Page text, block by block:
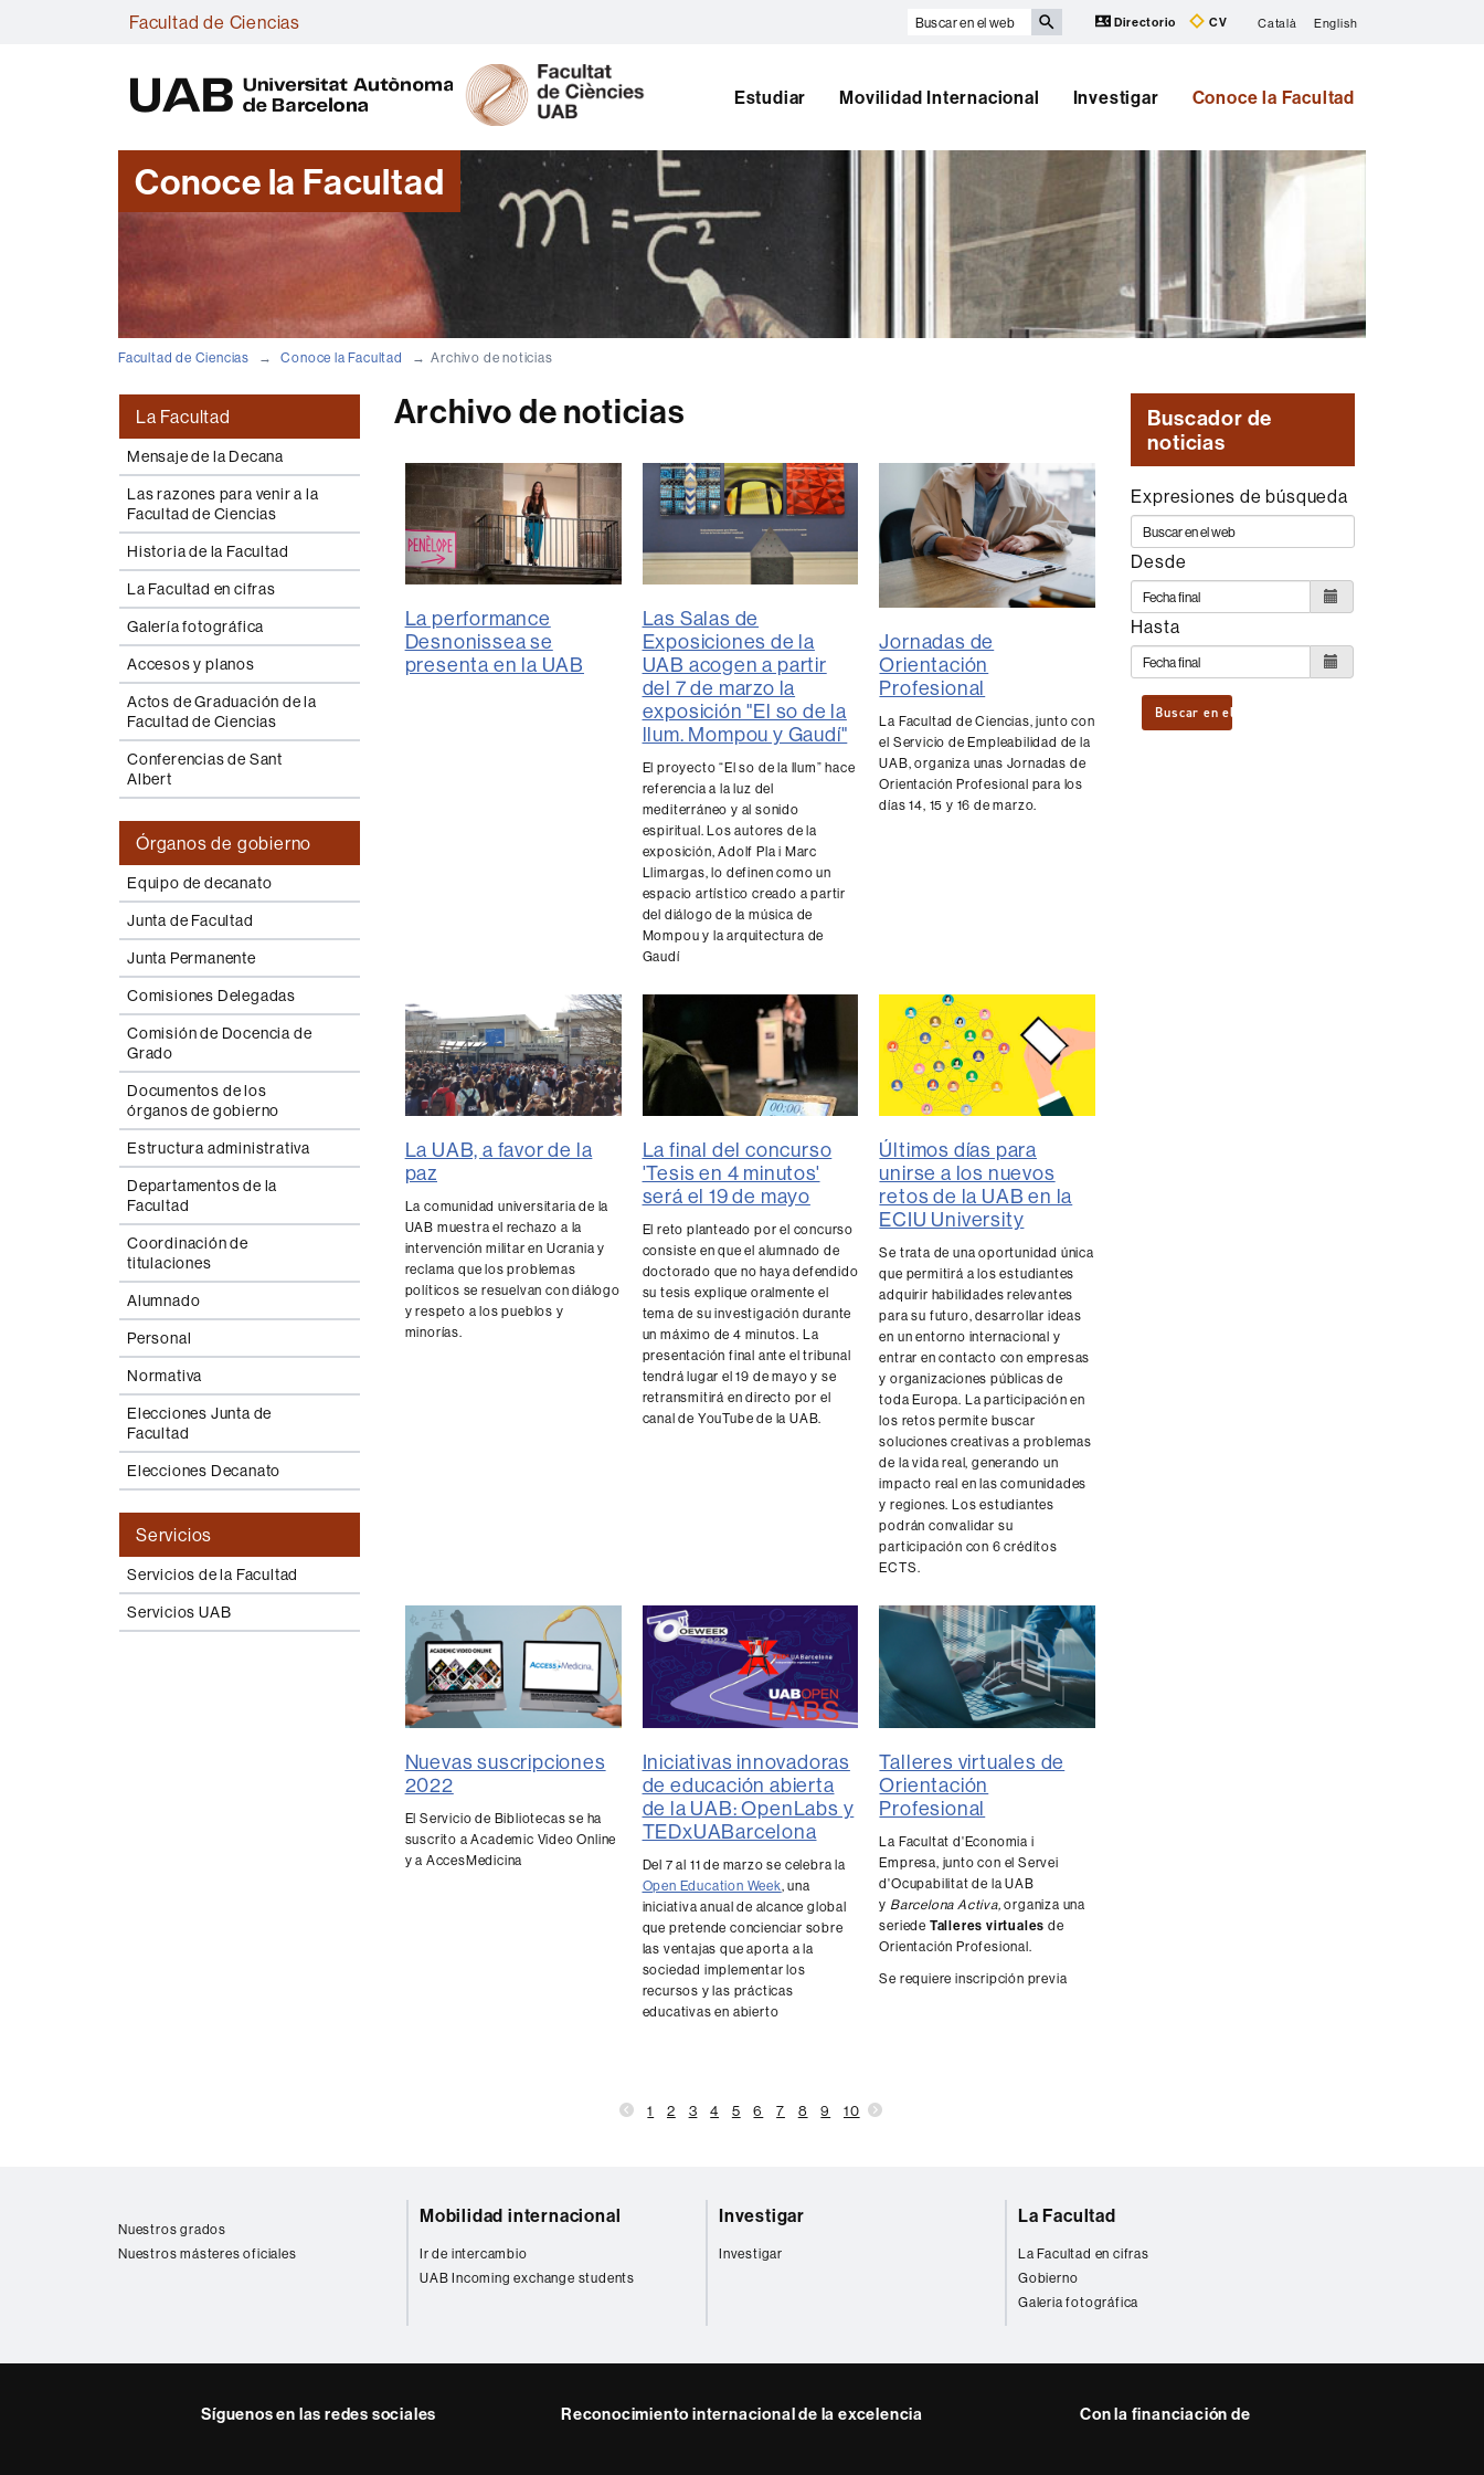
Facultad de Ciencias
Buscar
web
Directorio CV Català English
B
Estudiar Movilidad Internacional Investigar Conoce la Facultad
Conoce la Facultad
Facultad de Ciencias Conoce la Facultad Archivo de noticias
La Facultad
Mensaje de la Decana
Las razones para venir a la
Facultad de Ciencias
Historia de la Facultad
La Facultad en cifras
Galería fotográfica
Accesos y planos
Actos de Graduación de la
Facultad de Ciencias
Conferencias de Sant
Albert
Órganos de gobierno
Equipo de decanato
Junta de Facultad
Junta Permanente
Comisiones Delegadas
Comisión de Docencia de
Grado
Documentos de los
órganos de gobierno
Estructura administrativa
Departamentos de la
Facultad
Coordinación de
titulaciones
Alumnado
Personal
Normativa
Elecciones Junta de
Facultad
Elecciones Decanato
Servicios
Servicios de la Facultad
Servicios UAB
Buscador de
noticias
Expresiones de búsqueda
Desde
Hasta
Buscar en el web
Archivo de noticias
La performance
Desnonissea se
presenta en la UAB
Las Salas de
Exposiciones de la
UAB acogen a partir
del 7 de marzo la
exposición "El so de la
llum. Mompou y Gaudí"
El proyecto “El so de la llum” hace
referencia a la luz del
mediterráneo y al sonido
espiritual. Los autores de la
exposición, Adolf Pla i Marc
Llimargas, lo definen como un
espacio artístico creado a partir
del diálogo de la música de
Mompou y la arquitectura de
Gaudí
Jornadas de
Orientación
Profesional
La Facultad de Ciencias, junto con
el Servicio de Empleabilidad de la
UAB, organiza unas Jornadas de
Orientación Profesional para los
días 14, 15 y 16 de marzo.
La UAB, a favor de la
paz
La comunidad universitaria de la
UAB muestra el rechazo a la
intervención militar en Ucrania y
reclama que los problemas
políticos se resuelvan con diálogo
y respeto a los pueblos y
minorías.
La final del concurso
'Tesis en 4 minutos'
será el 19 de mayo
El reto planteado por el concurso
consiste en que el alumnado de
doctorado que no haya defendido
su tesis explique oralmente el
tema de su investigación durante
un máximo de 4 minutos. La
presentación final ante el tribunal
tendrá lugar el 19 de mayo y se
retransmitirá en directo por el
canal de YouTube de la UAB.
Últimos días para
unirse a los nuevos
retos de la UAB en la
ECIU University
Se trata de una oportunidad única
que permitirá a los estudiantes
adquirir habilidades relevantes
para su futuro, desarrollar ideas
en un entorno internacional y
entrar en contacto con empresas
y organizaciones públicas de
toda Europa. La participación en
los retos permite buscar
soluciones creativas a problemas
de la vida real, generando un
impacto real en las comunidades
y regiones. Los estudiantes
podrán convalidar su
participación con 6 créditos
ECTS.
Nuevas suscripciones
2022
El Servicio de Bibliotecas se ha
suscrito a Academic Video Online
y a AccesMedicina
Iniciativas innovadoras
de educación abierta
de la UAB: OpenLabs y
TEDxUABarcelona
Del 7 al 11 de marzo se celebra la
Open Education Week, una
iniciativa anual de alcance global
que pretende concienciar sobre
las ventajas que aporta a la
sociedad implementar los
recursos y las prácticas
educativas en abierto
Talleres virtuales de
Orientación
Profesional
La Facultat d'Economia i
Empresa, junto con el Servei
d'Ocupabilitat de la UAB
y Barcelona Activa, organiza una
seriede Talleres virtuales de
Orientación Profesional.
Se requiere inscripción previa
1 2 3 4 5 6 7 8 9 10
Nuestros grados
Nuestros másteres oficiales
Mobilidad internacional
Ir de intercambio
UAB Incoming exchange students
Investigar
Investigar
La Facultad
La Facultad en cifras
Gobierno
Galeria fotográfica
Síguenos en las redes sociales Reconocimiento internacional de la excelencia Con la financiación de